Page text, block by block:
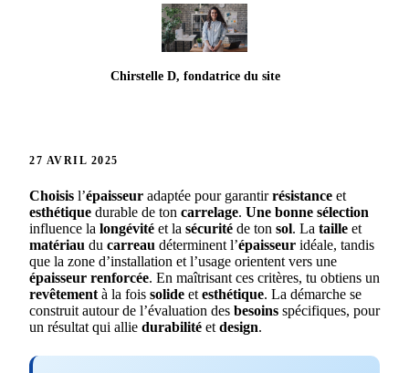
Chirstelle D, fondatrice du site
27 AVRIL 2025
Choisis l’épaisseur adaptée pour garantirrésistance et
esthétique durable de ton carrelage. Une bonne sélection
influence la longévité et la sécurité de ton sol. La taille et
matériau du carreau déterminent l’épaisseur idéale, tandis
que la zone d’installation et l’usage orientent vers une
épaisseur renforcée. En maîtrisant ces critères, tu obtiens un
revêtement à la fois solide et esthétique. La démarche se
construit autour de l’évaluation des besoins spécifiques, pour
un résultat qui allie durabilité et design.